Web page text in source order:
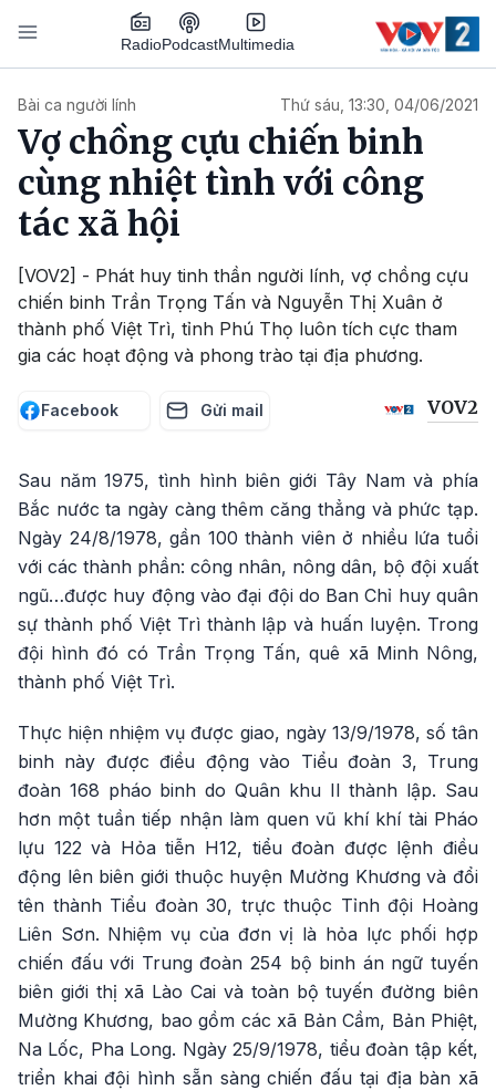
Nhảy đến nội dung
RadioPodcastMultimedia
Bài ca người lính Thứ sáu, 13:30, 04/06/2021
Vợ chồng cựu chiến binh
cùng nhiệt tình với công
tác xã hội
[VOV2] - Phát huy tinh thần người lính, vợ chồng cựu
chiến binh Trần Trọng Tấn và Nguyễn Thị Xuân ở
thành phố Việt Trì, tỉnh Phú Thọ luôn tích cực tham
gia các hoạt động và phong trào tại địa phương.
Facebook Gửi mail VOV2
Sau năm 1975, tình hình biên giới Tây Nam và phía
Bắc nước ta ngày càng thêm căng thẳng và phức tạp.
Ngày 24/8/1978, gần 100 thành viên ở nhiều lứa tuổi
với các thành phần: công nhân, nông dân, bộ đội xuất
ngũ…được huy động vào đại đội do Ban Chỉ huy quân
sự thành phố Việt Trì thành lập và huấn luyện. Trong
đội hình đó có Trần Trọng Tấn, quê xã Minh Nông,
thành phố Việt Trì.
Thực hiện nhiệm vụ được giao, ngày 13/9/1978, số tân
binh này được điều động vào Tiểu đoàn 3, Trung
đoàn 168 pháo binh do Quân khu II thành lập. Sau
hơn một tuần tiếp nhận làm quen vũ khí khí tài Pháo
lựu 122 và Hỏa tiễn H12, tiểu đoàn được lệnh điều
động lên biên giới thuộc huyện Mường Khương và đổi
tên thành Tiểu đoàn 30, trực thuộc Tỉnh đội Hoàng
Liên Sơn. Nhiệm vụ của đơn vị là hỏa lực phối hợp
chiến đấu với Trung đoàn 254 bộ binh án ngữ tuyến
biên giới thị xã Lào Cai và toàn bộ tuyến đường biên
Mường Khương, bao gồm các xã Bản Cầm, Bản Phiệt,
Na Lốc, Pha Long. Ngày 25/9/1978, tiểu đoàn tập kết,
triển khai đội hình sẵn sàng chiến đấu tại địa bàn xã